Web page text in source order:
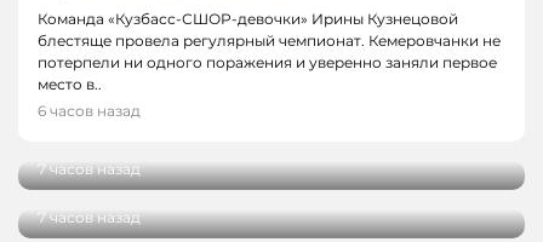
Команда «Кузбасс-СШОР-девочки» Ирины Кузнецовой
блестяще провела регулярный чемпионат. Кемеровчанки не
потерпели ни одного поражения и уверенно заняли первое
место в..
6 часов назад
НОВОСТИ
В Кузбассе школы здоровья посетили более
7 часов назад
НОВОСТИ
поставки топлива для аграриев
7 часов назад